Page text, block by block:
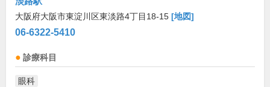
大阪府大阪市東淀川区東淡路4丁目18-15 [地図]
06-6322-5410
診療科目
眼科